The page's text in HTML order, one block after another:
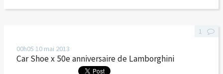
00h05 10 mai 2013
Car Shoe x 50e anniversaire de Lamborghini
1